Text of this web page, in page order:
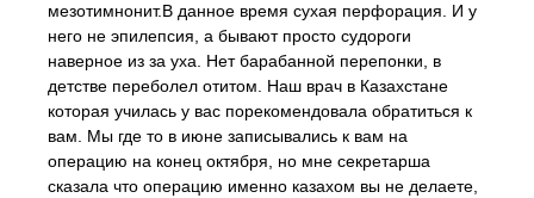
мезотимнонит.В данное время сухая перфорация. И у
него не эпилепсия, а бывают просто судороги
наверное из за уха. Нет барабанной перепонки, в
детстве переболел отитом. Наш врач в Казахстане
которая училась у вас порекомендовала обратиться к
вам. Мы где то в июне записывались к вам на
операцию на конец октября, но мне секретарша
сказала что операцию именно казахом вы не делаете,